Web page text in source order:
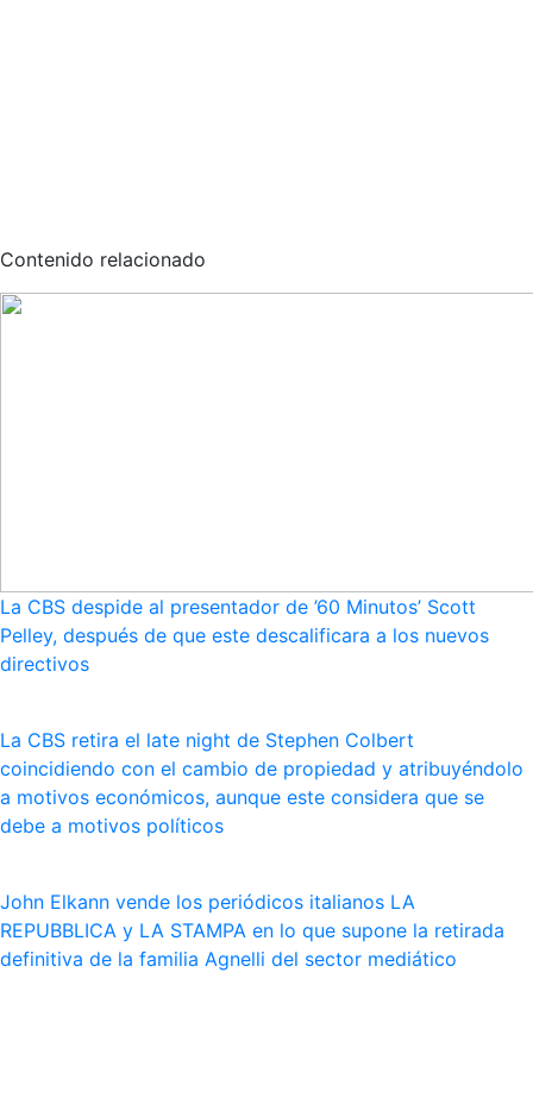
Contenido relacionado
La CBS despide al presentador de ’60 Minutos’ Scott
Pelley, después de que este descalificara a los nuevos
directivos
La CBS retira el late night de Stephen Colbert
coincidiendo con el cambio de propiedad y atribuyéndolo
a motivos económicos, aunque este considera que se
debe a motivos políticos
John Elkann vende los periódicos italianos LA
REPUBBLICA y LA STAMPA en lo que supone la retirada
definitiva de la familia Agnelli del sector mediático